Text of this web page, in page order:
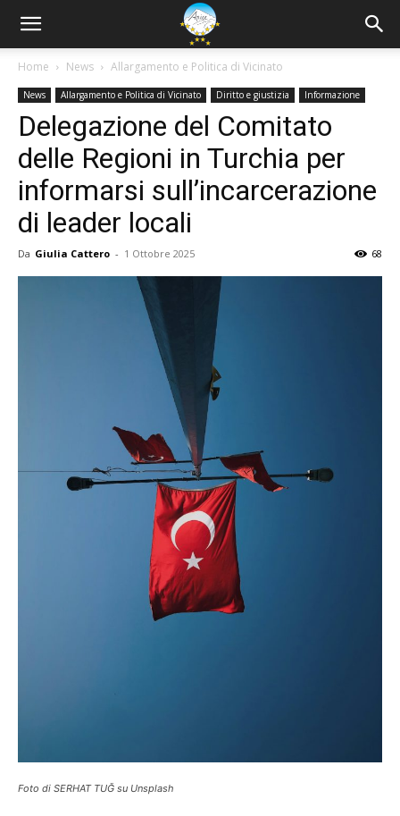
Home News Allargamento e Politica di Vicinato
News Allargamento e Politica di Vicinato Diritto e giustizia Informazione
Delegazione del Comitato
delle Regioni in Turchia per
informarsi sull’incarcerazione
di leader locali
Da Giulia Cattero - 1 Ottobre 2025 68
Foto di SERHAT TUĞ su Unsplash